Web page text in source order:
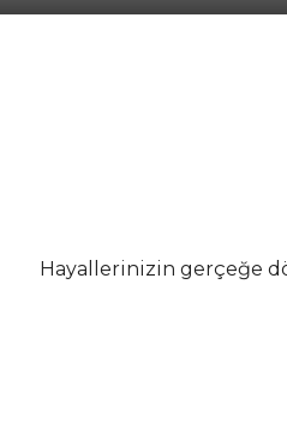
Hayallerinizin gerçeğe